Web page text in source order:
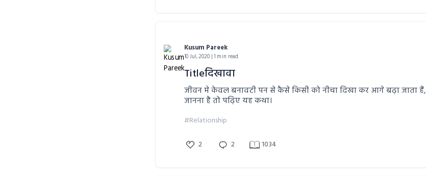
Kusum Pareek
10 Jul, 2020 | 1 min read
Titleदिखावा
जीवन मे केवल बनावटी पन से कैसे किसी को नीचा दिखा कर आगे बढ़ा जाता हैं,
जानना है तो पढ़िए यह कथा।
#Relationship
2 2 1034